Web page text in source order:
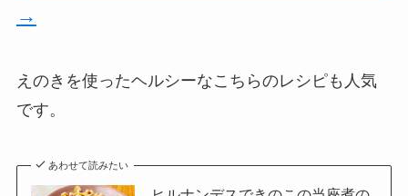
→
えのきを使ったヘルシーなこちらのレシピも人気
です。
あわせて読みたい